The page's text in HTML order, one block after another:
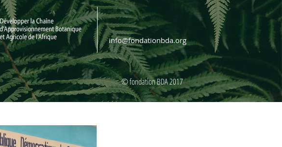
info@fondationbda.org
© fondation BDA 2017